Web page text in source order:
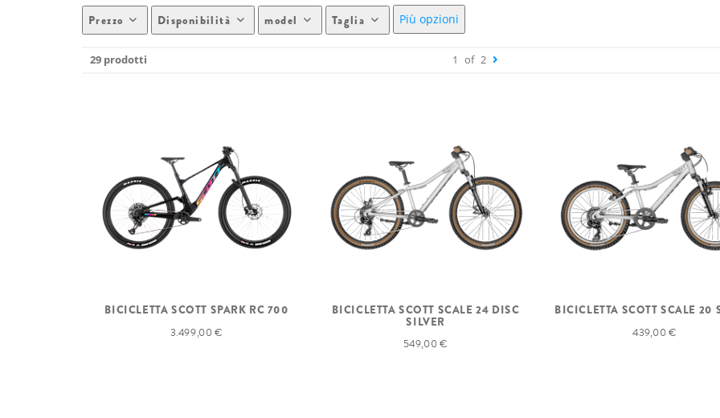
Prezzo Disponibilità model Taglia Più opzioni
29 prodotti 1 of 2
BICICLETTA SCOTT SPARK RC 700
3.499,00 €
BICICLETTA SCOTT SCALE 24 DISC
SILVER
549,00 €
BICICLETTA SCOTT SCALE 20
439,00 €